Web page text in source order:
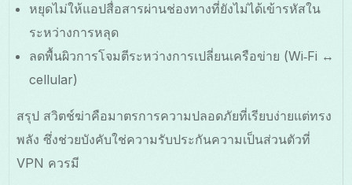
หยุดไม่ให้แอปสื่อสารผ่านช่องทางที่ยังไม่ได้เข้ารหัสใน
ระหว่างการหลุด
ลดพื้นผิวการโจมตีระหว่างการเปลี่ยนเครือข่าย (Wi‑Fi ↔
cellular)
สรุป สวิตช์ฆ่าคือมาตรการความปลอดภัยที่เรียบง่ายแต่ทรง
พลัง ซึ่งช่วยบังคับใช่ความรับประกันความเป็นส่วนตัวที่
VPN ควรมี